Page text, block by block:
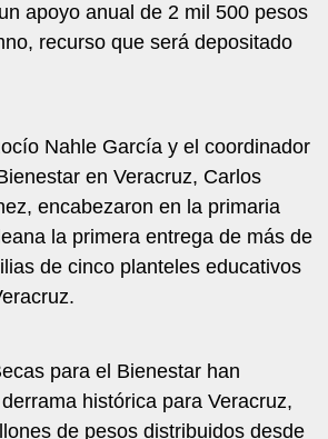
apoyo anual de 2 mil 500 pesos
recurso que será depositado
Nahle García y el coordinador
en Veracruz, Carlos
encabezaron en la primaria
la primera entrega de más de
de cinco planteles educativos
para el Bienestar han
histórica para Veracruz,
de pesos distribuidos desde